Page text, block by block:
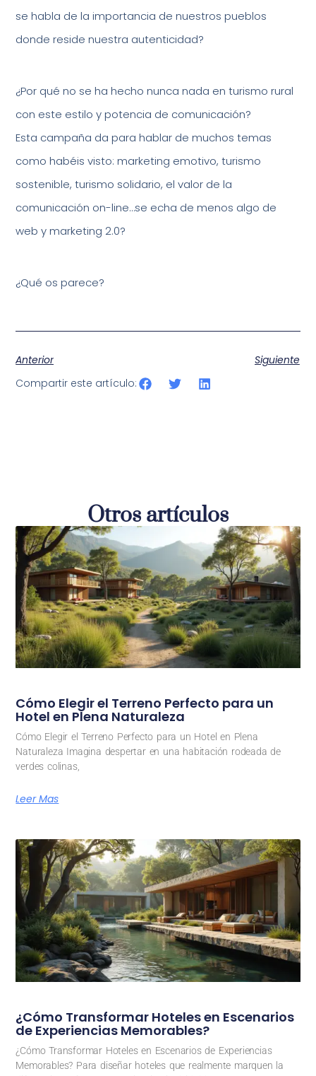
se habla de la importancia de nuestros pueblos
donde reside nuestra autenticidad?
¿Por qué no se ha hecho nunca nada en turismo rural
con este estilo y potencia de comunicación?
Esta campaña da para hablar de muchos temas
como habéis visto: marketing emotivo, turismo
sostenible, turismo solidario, el valor de la
comunicación on-line…se echa de menos algo de
web y marketing 2.0?
¿Qué os parece?
Anterior
Siguiente
Compartir este artículo:
Otros artículos
Cómo Elegir el Terreno Perfecto para un
Hotel en Plena Naturaleza
Cómo Elegir el Terreno Perfecto para un Hotel en Plena
Naturaleza Imagina despertar en una habitación rodeada de
verdes colinas,
Leer Mas
¿Cómo Transformar Hoteles en Escenarios
de Experiencias Memorables?
¿Cómo Transformar Hoteles en Escenarios de Experiencias
Memorables? Para diseñar hoteles que realmente marquen la